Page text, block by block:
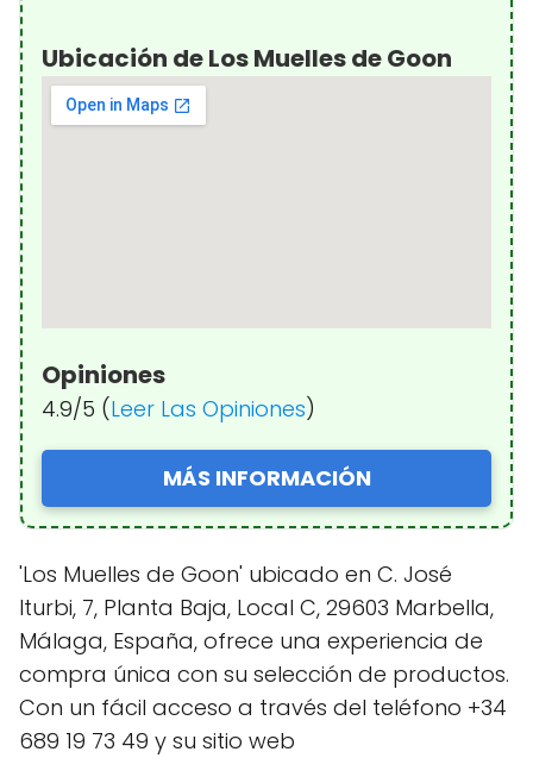
Ubicación de Los Muelles de Goon
Opiniones
4.9/5 (Leer Las Opiniones)
MÁS INFORMACIÓN
'Los Muelles de Goon' ubicado en C. José
Iturbi, 7, Planta Baja, Local C, 29603 Marbella,
Málaga, España, ofrece una experiencia de
compra única con su selección de productos.
Con un fácil acceso a través del teléfono +34
689 19 73 49 y su sitio web